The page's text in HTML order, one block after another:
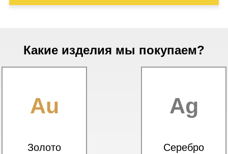
Какие изделия мы покупаем?
Au
Золото
Ag
Серебро